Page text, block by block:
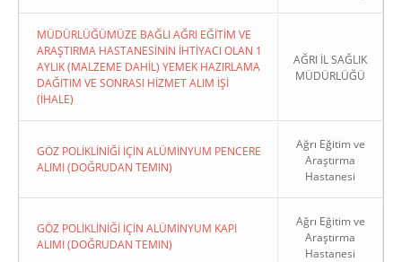
MÜDÜRLÜĞÜMÜZE BAĞLI AĞRI EĞİTİM VE
ARAŞTIRMA HASTANESİNİN İHTİYACI OLAN 1
AYLIK (MALZEME DAHİL) YEMEK HAZIRLAMA
DAĞITIM VE SONRASI HİZMET ALIM İŞİ
(İHALE)
AĞRI İL SAĞLIK
MÜDÜRLÜĞÜ
GÖZ POLİKLİNİĞİ İÇİN ALÜMİNYUM PENCERE
ALIMI (DOĞRUDAN TEMIN)
Ağrı Eğitim ve
Araştırma
Hastanesi
GÖZ POLİKLİNİĞİ İÇİN ALÜMİNYUM KAPI
ALIMI (DOĞRUDAN TEMIN)
Ağrı Eğitim ve
Araştırma
Hastanesi